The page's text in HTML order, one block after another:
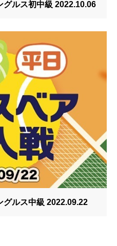
ルス初中級 2022.10.06
グルス中級 2022.09.22